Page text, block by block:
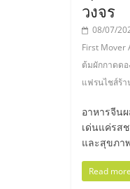
แฟ
รน
ไชส์
ขาย
แฟ
วงจร
08/07/
First Mover
ต้มผักกาดดอ
แฟรนไชส์ร้
อาหารจีน
เด่นแค่รส
และสุขภา
Read more